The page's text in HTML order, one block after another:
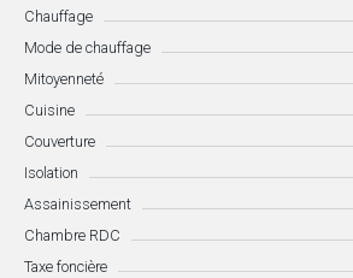
Chauffage
Mode de chauffage
Mitoyenneté
Cuisine
Couverture
Isolation
Assainissement
Chambre RDC
Taxe foncière